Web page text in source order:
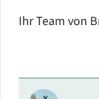
Ihr Team von